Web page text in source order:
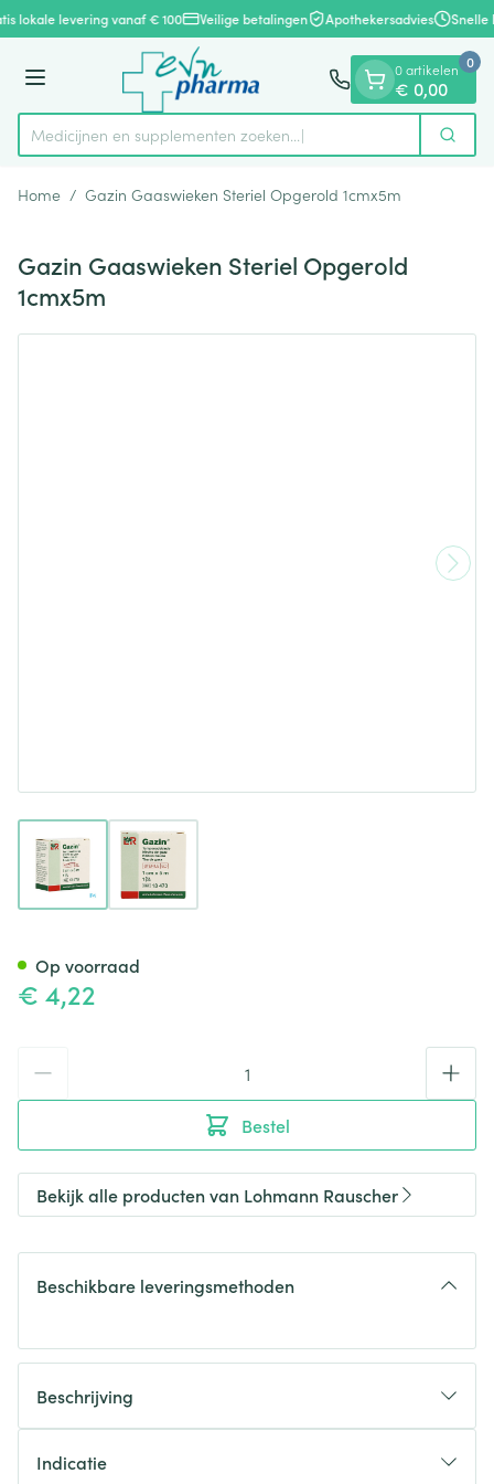
Ga naar de inhoud
1 van 1
lokale levering vanaf € 100 Veilige betalingen Apothekersadvies Snelle
Menu
Product, merk, categorie...
Medicijnen en supplementen zoeken... Zoek
0 artikelen
€ 0,00
0
Home / Gazin Gaaswieken Steriel Opgerold 1cmx5m
Gazin Gaaswieken Steriel Opgerold
1cmx5m
View larger imageView larger image
€ 4,22
Bestel
Op voorraad
Bekijk alle producten van Lohmann Rauscher
Beschikbare leveringsmethoden
Beschrijving
Indicatie